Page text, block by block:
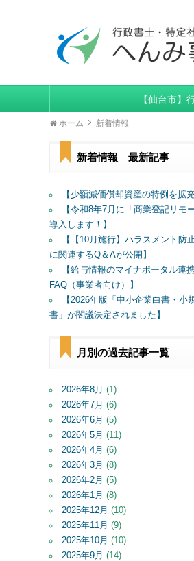
【仙台市】
ホーム 新着情報
新着情報 最新記事
【少額減価償却資産の特例を拡
【令和8年7月に「商業登記リモ
導入します！】
【【10月施行】ハラスメント防
に関連するQ＆Aが公開】
【給与情報のマイナポータル連
FAQ（事業者向け）】
【2026年版「中小企業白書・小
書」が閣議決定されました】
月別の過去記事一覧
2026年8月 (1)
2026年7月 (6)
2026年6月 (5)
2026年5月 (11)
2026年4月 (6)
2026年3月 (8)
2026年2月 (5)
2026年1月 (8)
2025年12月 (10)
2025年11月 (9)
2025年10月 (10)
2025年9月 (14)